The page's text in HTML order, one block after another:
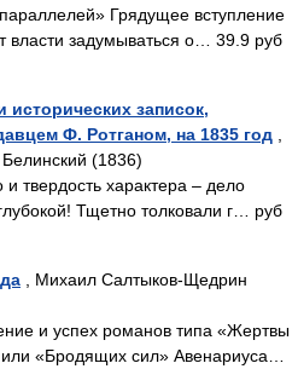
Грядущее вступление
власти задумываться о… 39.9 руб
записок,
Ф. Ротганом, на 1835 год
(1836)
твердость характера – дело
Тщетно толковали г… руб
, Михаил Салтыков-Щедрин
и успех романов типа «Жертвы
«Бродящих сил» Авенариуса…